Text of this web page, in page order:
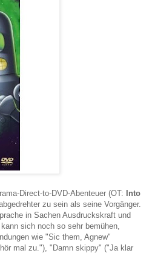
Direct-to-DVD-Abenteuer (OT:
Into
zu sein als seine Vorgänger.
in Sachen Ausdruckskraft und
sich noch so sehr bemühen,
wie "Sic them, Agnew"
mal zu."), "Damn skippy" ("Ja klar